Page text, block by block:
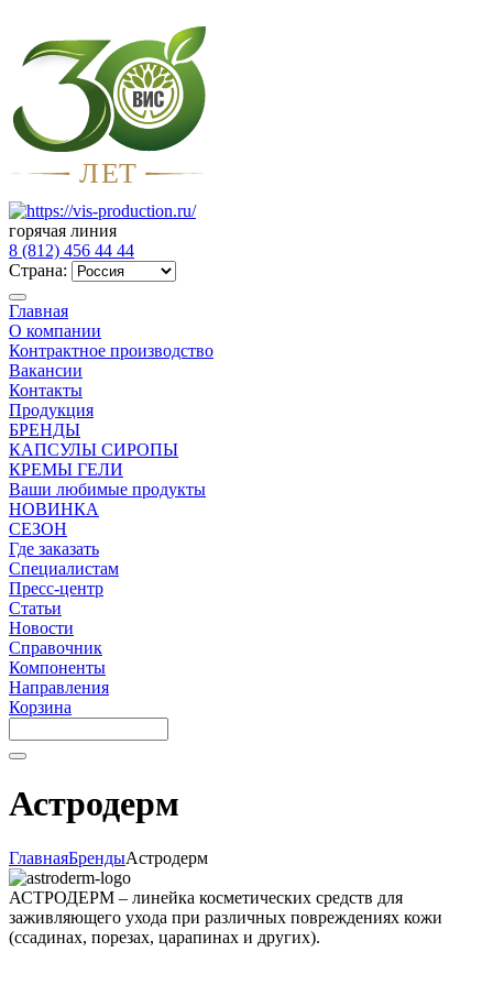
ЛЕТ
горячая линия
8 (812) 456 44 44
Страна:
Главная
О компании
Контрактное производство
Вакансии
Контакты
Продукция
БРЕНДЫ
КАПСУЛЫ СИРОПЫ
КРЕМЫ ГЕЛИ
Ваши любимые продукты
НОВИНКА
СЕЗОН
Где заказать
Специалистам
Пресс-центр
Статьи
Новости
Справочник
Компоненты
Направления
Корзина
Астродерм
ГлавнаяБрендыАстродерм
АСТРОДЕРМ – линейка косметических средств для
заживляющего ухода при различных повреждениях кожи
(ссадинах, порезах, царапинах и других).